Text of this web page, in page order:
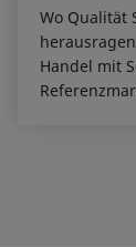
Wo Qualität
Handel mit